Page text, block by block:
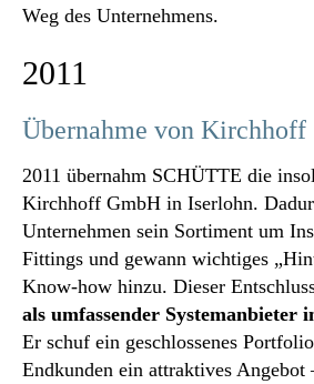
Weg des Unternehmens.
2011
Übernahme von Kirchhoff
2011 übernahm SCHÜTTE die
Kirchhoff GmbH in Iserlohn.
Unternehmen sein Sortiment um
Fittings und gewann wichtiges
Know-how hinzu. Dieser
als umfassender Systemanbieter
Er schuf ein geschlossenes
Endkunden ein attraktives Angebot